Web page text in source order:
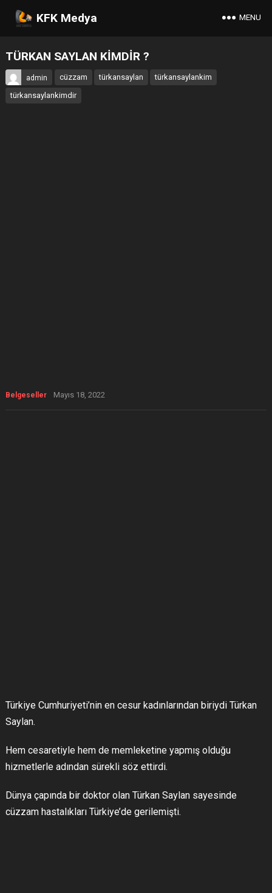
KFK Medya MENU
TÜRKAN SAYLAN KİMDİR ?
admin cüzzam türkansaylan
türkansaylankim
türkansaylankimdir
Belgeseller Mayıs 18, 2022
Türkiye Cumhuriyeti’nin en cesur kadınlarından biriydi Türkan
Saylan.
Hem cesaretiyle hem de memleketine yapmış olduğu
hizmetlerle adından sürekli söz ettirdi.
Dünya çapında bir doktor olan Türkan Saylan sayesinde
cüzzam hastalıkları Türkiye’de gerilemişti.